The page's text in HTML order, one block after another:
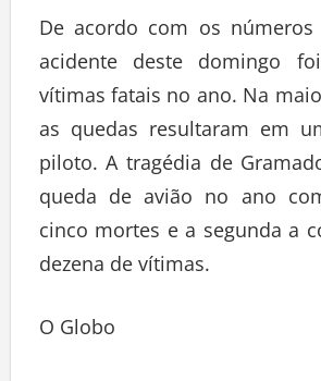
De acordo com os
acidente deste domingo
vítimas fatais no ano. Na
as quedas resultaram em
piloto. A tragédia de
queda de avião no ano
cinco mortes e a segunda a
dezena de vítimas.
O Globo